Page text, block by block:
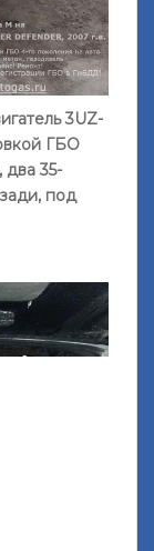
3UZ-
ГБО
35-
под